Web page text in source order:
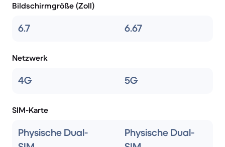
Bildschirmgröße (Zoll)
6.7 6.67
Netzwerk
4G 5G
SIM-Karte
Physische Dual-
Physische Dual-